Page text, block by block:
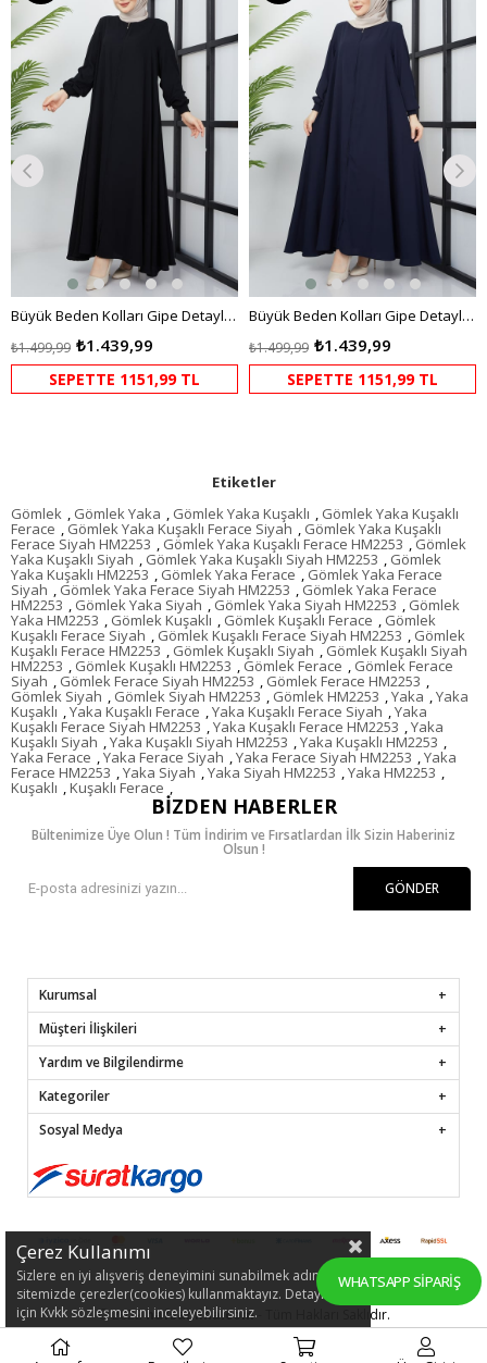
Büyük Beden Kolları Gipe Detaylı Siyah Ferace
₺1.439,99
₺1.499,99
%4İndirim
SEPETTE 1151,99 TL
Büyük Beden Kolları Gipe Detaylı Lacivert Ferace
₺1.439,99
₺1.499,99
SEPETTE 1151,99 TL
Etiketler
Gömlek
Gömlek Yaka Gömlek Yaka Kuşaklı Gömlek Yaka Kuşaklı
Ferace Gömlek Yaka Kuşaklı Ferace Siyah Gömlek Yaka Kuşaklı
Ferace Siyah HM2253 Gömlek Yaka Kuşaklı Ferace HM2253 Gömlek
Yaka Kuşaklı Siyah Gömlek Yaka Kuşaklı Siyah HM2253 Gömlek
Yaka Kuşaklı HM2253 Gömlek Yaka Ferace Gömlek Yaka Ferace
Siyah Gömlek Yaka Ferace Siyah HM2253 Gömlek Yaka Ferace
HM2253 Gömlek Yaka Siyah , Gömlek Yaka Siyah HM2253 Gömlek
Yaka HM2253 Gömlek Kuşaklı Gömlek Kuşaklı Ferace Gömlek
Kuşaklı Ferace Siyah Gömlek Kuşaklı Ferace Siyah HM2253 Gömlek
Kuşaklı Ferace HM2253 Gömlek Kuşaklı Siyah , Gömlek Kuşaklı Siyah
HM2253 Gömlek Kuşaklı HM2253 Gömlek Ferace Gömlek Ferace
Siyah Gömlek Ferace Siyah HM2253 Gömlek Ferace HM2253
Gömlek Siyah Gömlek Siyah HM2253 Gömlek HM2253 Yaka Yaka
Kuşaklı Yaka Kuşaklı Ferace Yaka Kuşaklı Ferace Siyah Yaka
Kuşaklı Ferace Siyah HM2253 Yaka Kuşaklı Ferace HM2253 Yaka
Kuşaklı Siyah Yaka Kuşaklı Siyah HM2253 Yaka Kuşaklı HM2253
Yaka Ferace Yaka Ferace Siyah Yaka Ferace Siyah HM2253 Yaka
Ferace HM2253 Yaka Siyah , Yaka Siyah HM2253 Yaka HM2253
Kuşaklı Kuşaklı Ferace ,
WHATSAPP SIPARIŞ
BIZDEN HABERLER
Bültenimize Üye Olun ! Tüm İndirim ve Fırsatlardan İlk Sizin Haberiniz
Olsun !
GÖNDER
Kurumsal
Müşteri İlişkileri
Yardım ve Bilgilendirme
Kategoriler
Sosyal Medya
© 2022hafsamina.com- Tüm Hakları Saklıdır.
Çerez Kullanımı
Sizlere en iyi alışveriş deneyimini sunabilmek adına
sitemizde çerezler(cookies) kullanmaktayız. Detaylı bilgi
için Kvkk sözleşmesini inceleyebilirsiniz.